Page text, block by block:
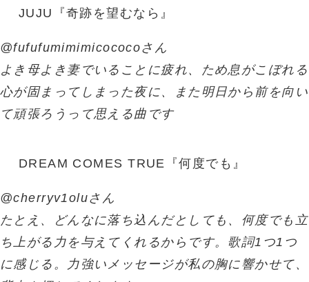
JUJU『奇跡を望むなら』
@fufufumimimicococoさん
よき母よき妻でいることに疲れ、ため息がこぼれる
心が固まってしまった夜に、また明日から前を向い
て頑張ろうって思える曲です
DREAM COMES TRUE『何度でも』
@cherryv1oluさん
たとえ、どんなに落ち込んだとしても、何度でも立
ち上がる力を与えてくれるからです。歌詞1つ1つ
に感じる。力強いメッセージが私の胸に響かせて、